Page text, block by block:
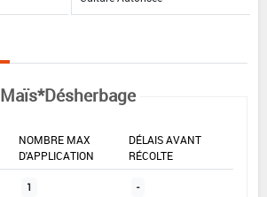
Maïs*Désherbage
NOMBRE MAX
D'APPLICATION
DÉLAIS AVANT
RÉCOLTE
1 -